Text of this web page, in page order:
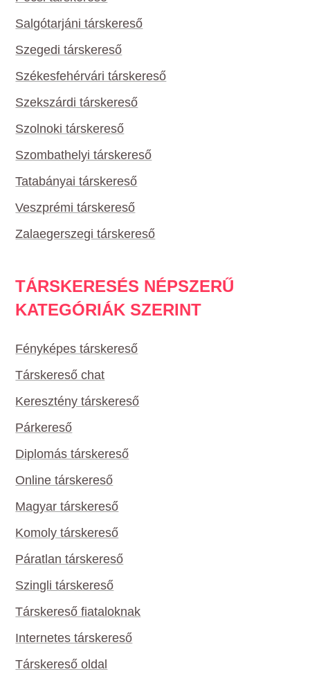
Salgótarjáni társkereső
Szegedi társkereső
Székesfehérvári társkereső
Szekszárdi társkereső
Szolnoki társkereső
Szombathelyi társkereső
Tatabányai társkereső
Veszprémi társkereső
Zalaegerszegi társkereső
TÁRSKERESÉS NÉPSZERŰ
KATEGÓRIÁK SZERINT
Fényképes társkereső
Társkereső chat
Keresztény társkereső
Párkereső
Diplomás társkereső
Online társkereső
Magyar társkereső
Komoly társkereső
Páratlan társkereső
Szingli társkereső
Társkereső fiataloknak
Internetes társkereső
Társkereső oldal